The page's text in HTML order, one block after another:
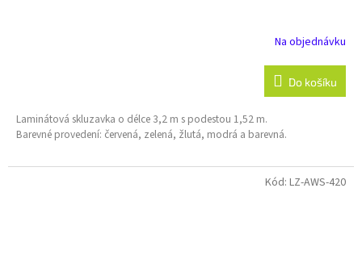
Na objednávku
Do košíku
Laminátová skluzavka o délce 3,2 m s podestou 1,52 m.
Barevné provedení: červená, zelená, žlutá, modrá a barevná.
Kód: LZ-AWS-420